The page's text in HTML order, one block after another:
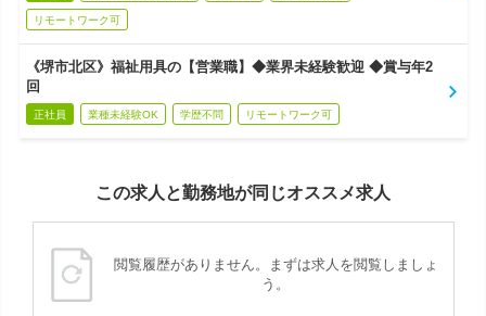
リモートワーク可
《堺市北区》福祉用具の【営業職】◆業界未経験歓迎 ◆賞与年2
回
正社員 業種未経験OK 学歴不問 リモートワーク可
この求人と勤務地が同じオススメ求人
閲覧履歴がありません。まずは求人を閲覧しましょ
う。